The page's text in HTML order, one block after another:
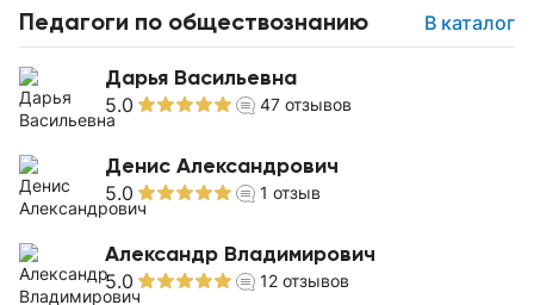
Педагоги по обществознанию В каталог
Дарья Васильевна
5.0 47 отзывов
Денис Александрович
5.0 1 отзыв
Александр Владимирович
5.0 12 отзывов